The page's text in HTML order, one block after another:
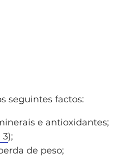
seguintes factos:
e antioxidantes;
3);
de peso;